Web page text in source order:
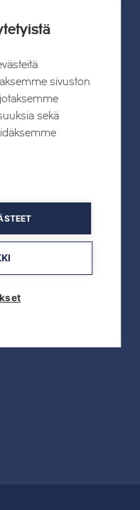
Digiyrityksenä
sivuston
sekä